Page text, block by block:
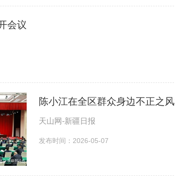
会议
天山网-新疆日报
发布时间：2026-05-07